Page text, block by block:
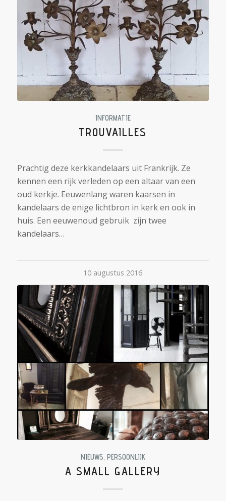
INFORMATIE
TROUVAILLES
Prachtig deze kerkkandelaars uit Frankrijk. Ze
kennen een rijk verleden op een altaar van een
oud kerkje. Eeuwenlang waren kaarsen in
kandelaars de enige lichtbron in kerk en ook in
huis. Een eeuwenoud gebruik zijn twee
kandelaars…
10 augustus 2016
NIEUWS, PERSOONLIJK
A SMALL GALLERY